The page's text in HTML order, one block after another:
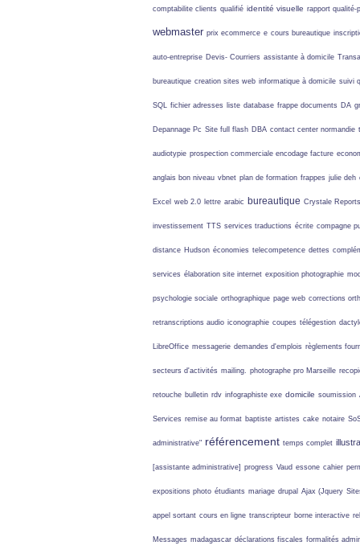
comptabilite clients qualifié identité visuelle rapport qualité-
webmaster prix ecommerce e cours bureautique
auto-entreprise Devis- Courriers assistante à domicile
bureautique creation sites web informatique à domicile suivi
SQL fichier adresses liste database frappe documents DA
Depannage Pc Site full flash DBA contact center normandie
audiotypie prospection commerciale encodage facture
anglais bon niveau vbnet plan de formation frappes julie deh
Excel web 2.0 lettre arabic bureautique Crystale Reports
investissement TTS services traductions écrite compagne
distance Hudson économies telecompetence dettes
services élaboration site internet exposition photographie
psychologie sociale orthographique page web corrections
retranscriptions audio iconographie coupes télégestion
LibreOffice messagerie demandes d'emplois règlements
secteurs d'activités mailing. photographe pro Marseille
retouche bulletin rdv infographiste exe domicile soumission
Services remise au format baptiste artistes cake notaire
administrative" référencement temps complet
[assistante administrative] progress Vaud essone cahier
expositions photo étudiants mariage drupal Ajax (Jquery
appel sortant cours en ligne transcripteur borne interactive
Messages madagascar déclarations fiscales formalités